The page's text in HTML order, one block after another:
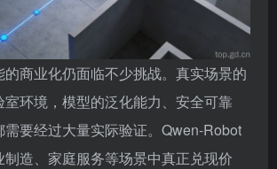
商业化仍面临不少挑战。真实场景的
环境，模型的泛化能力、安全可靠
要经过大量实际验证。Qwen-Robot
制造、家庭服务等场景中真正兑现价